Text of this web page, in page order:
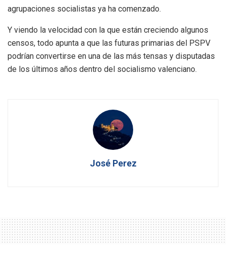
agrupaciones socialistas ya ha comenzado.
Y viendo la velocidad con la que están creciendo algunos
censos, todo apunta a que las futuras primarias del PSPV
podrían convertirse en una de las más tensas y disputadas
de los últimos años dentro del socialismo valenciano.
José Perez